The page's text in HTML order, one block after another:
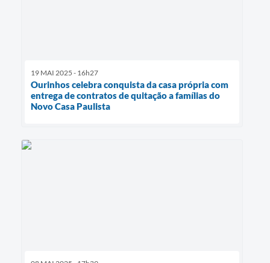
19 MAI 2025 - 16h27
Ourinhos celebra conquista da casa própria com
entrega de contratos de quitação a famílias do
Novo Casa Paulista